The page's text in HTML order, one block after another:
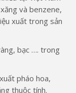
và benzene,
xuất trong sản
bạc …. trong
pháo hoa,
thuộc tính.